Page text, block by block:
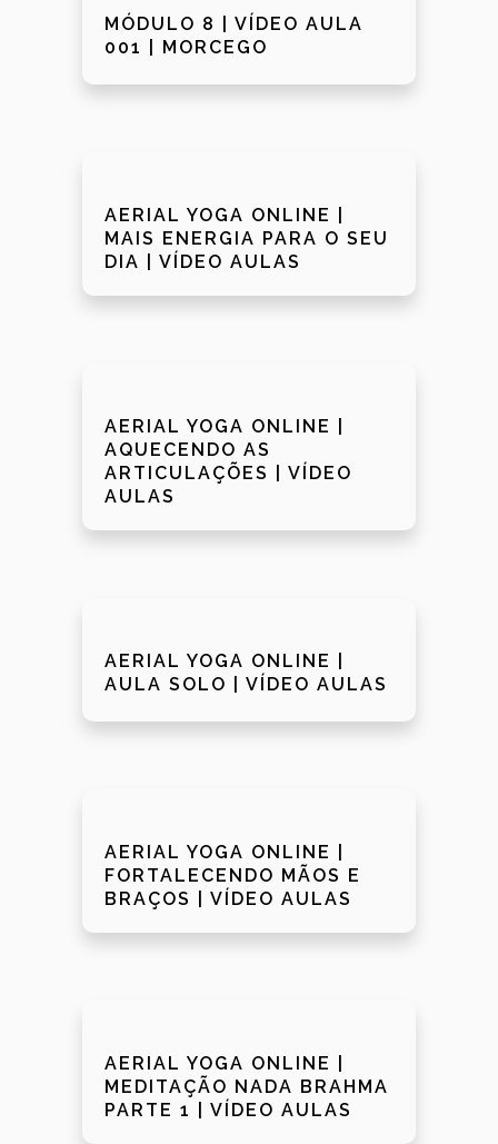
MÓDULO 8 | VÍDEO AULA
001 | MORCEGO
AERIAL YOGA ONLINE |
MAIS ENERGIA PARA O SEU
DIA | VÍDEO AULAS
AERIAL YOGA ONLINE |
AQUECENDO AS
ARTICULAÇÕES | VÍDEO
AULAS
AERIAL YOGA ONLINE |
AULA SOLO | VÍDEO AULAS
AERIAL YOGA ONLINE |
FORTALECENDO MÃOS E
BRAÇOS | VÍDEO AULAS
AERIAL YOGA ONLINE |
MEDITAÇÃO NADA BRAHMA
PARTE 1 | VÍDEO AULAS